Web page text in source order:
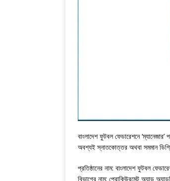
বাংলাদেশ ফুটবল ফেডারেশনে
অবশ্যই স্নাতকোত্তর অথবা সমমান
প্রতিষ্ঠানের নাম: বাংলাদেশ ফুটবল
বিভাগের নাম: প্রোকিউরমেন্ট অ্যান্ড